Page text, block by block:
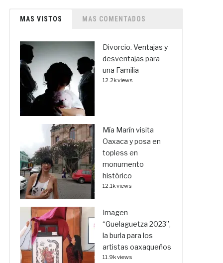
MAS VISTOS MAS COMENTADOS
Divorcio. Ventajas y
desventajas para
una Familia
12.2k views
Mía Marín visita
Oaxaca y posa en
topless en
monumento
histórico
12.1k views
Imagen
“Guelaguetza 2023”,
la burla para los
artistas oaxaqueños
11.9k views